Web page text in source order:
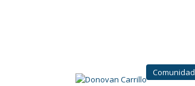
Comunidad